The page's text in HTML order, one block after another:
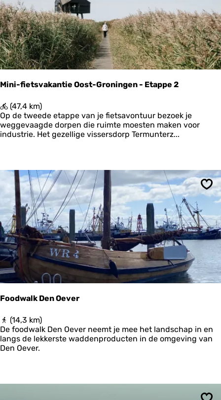
h
t
N
o
o
r
d
-
H
o
l
a
n
d
a
3
Mini-fietsvakantie Oost-Groningen - Etappe 2
M
i
n
i
e
a
a
n
t
i
e
O
o
s
t
G
r
o
n
e
(47,4 km)
Op de tweede etappe van je fietsavontuur bezoek je
weggevaagde dorpen die ruimte moesten maken voor
industrie. Het gezellige vissersdorp Termunterz...
Foodwalk Den Oever
F
o
o
d
k
(14,3 km)
De foodwalk Den Oever neemt je mee het landschap in en
langs de lekkerste waddenproducten in de omgeving van
Den Oever.